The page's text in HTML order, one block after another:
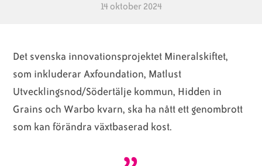
14 oktober 2024
Det svenska innovationsprojektet Mineralskiftet,
som inkluderar Axfoundation, Matlust
Utvecklingsnod/Södertälje kommun, Hidden in
Grains och Warbo kvarn, ska ha nått ett genombrott
som kan förändra växtbaserad kost.